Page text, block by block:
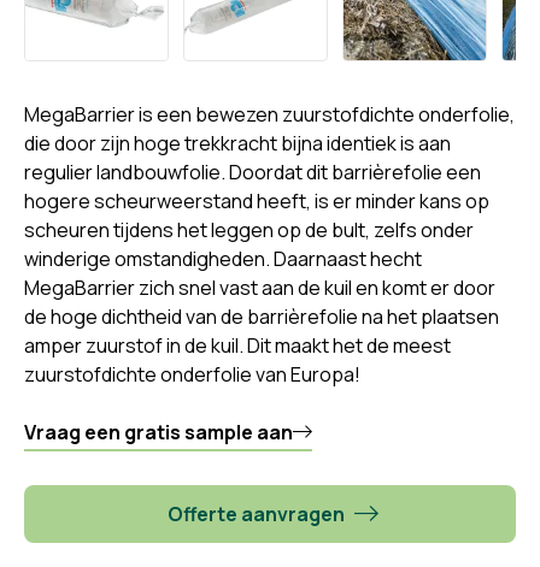
MegaBarrier is een bewezen zuurstofdichte onderfolie,
die door zijn hoge trekkracht bijna identiek is aan
regulier landbouwfolie. Doordat dit barrièrefolie een
hogere scheurweerstand heeft, is er minder kans op
scheuren tijdens het leggen op de bult, zelfs onder
winderige omstandigheden. Daarnaast hecht
MegaBarrier zich snel vast aan de kuil en komt er door
de hoge dichtheid van de barrièrefolie na het plaatsen
amper zuurstof in de kuil. Dit maakt het de meest
zuurstofdichte onderfolie van Europa!
Vraag een gratis sample aan
Offerte aanvragen